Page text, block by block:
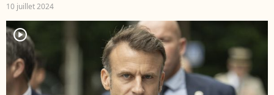
10 juillet 2024
player2